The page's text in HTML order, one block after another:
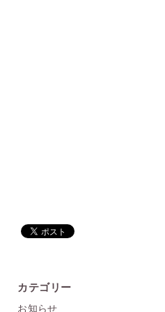
カテゴリー
お知らせ